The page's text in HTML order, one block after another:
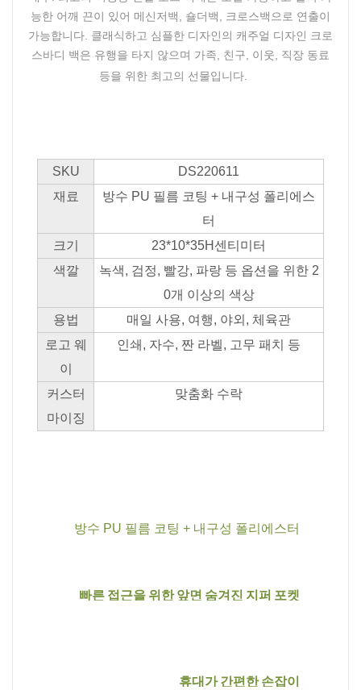
능한 어깨 끈이 있어 메신저백, 숄더백, 크로스백으로 연출이
가능합니다. 클래식하고 심플한 디자인의 캐주얼 디자인 크로
스바디 백은 유행을 타지 않으며 가족, 친구, 이웃, 직장 동료
등을 위한 최고의 선물입니다.
SKU
DS220611
재료
방수 PU 필름 코팅 + 내구성 폴리에스
터
크기
23*10*35H센티미터
색깔
녹색, 검정, 빨강, 파랑 등 옵션을 위한 2
0개 이상의 색상
용법
매일 사용, 여행, 야외, 체육관
로고 웨
이
인쇄, 자수, 짠 라벨, 고무 패치 등
커스터
마이징
맞춤화 수락
방수 PU 필름 코팅 + 내구성 폴리에스터
빠른 접근을 위한 앞면 숨겨진 지퍼 포켓
휴대가 간편한 손잡이